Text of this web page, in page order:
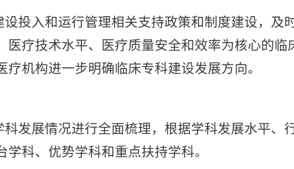
投入和运行管理相关支持政策和制度建设，及
疗技术水平、医疗质量安全和效率为核心的
机构进一步明确临床专科建设发展方向。
发展情况进行全面梳理，根据学科发展水平、
科、优势学科和重点扶持学科。